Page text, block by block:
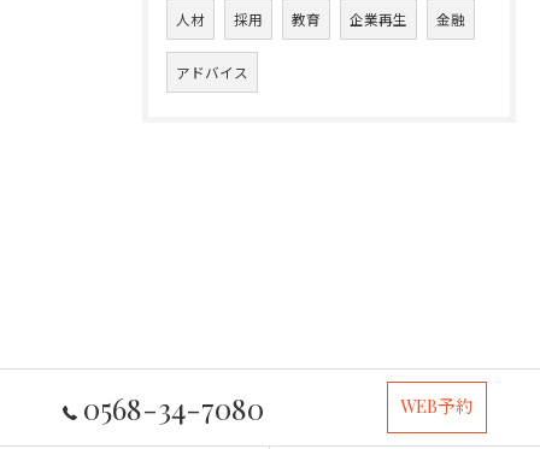
人材 採用 教育 企業再生 金融
アドバイス
0568-34-7080 WEB予約